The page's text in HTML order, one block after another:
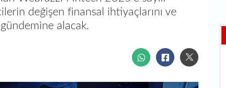
değişen finansal ihtiyaçlarını ve
alacak.